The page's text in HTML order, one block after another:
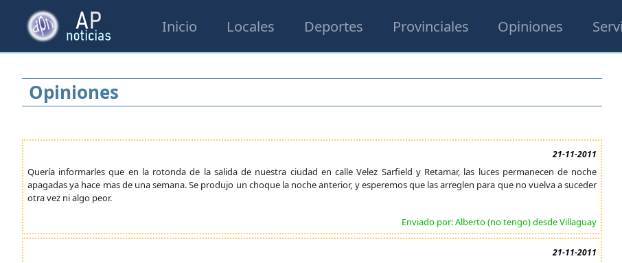
Inicio Locales Deportes Provinciales Opiniones
Opiniones
21-11-2011
Quería informarles que en la rotonda de la salida de nuestra ciudad en calle Velez Sarfield y Retamar, las luces permanecen de noche
apagadas ya hace mas de una semana. Se produjo un choque la noche anterior, y esperemos que las arreglen para que no vuelva a suceder
otra vez ni algo peor.
Enviado por: Alberto (no tengo) desde Villaguay
21-11-2011